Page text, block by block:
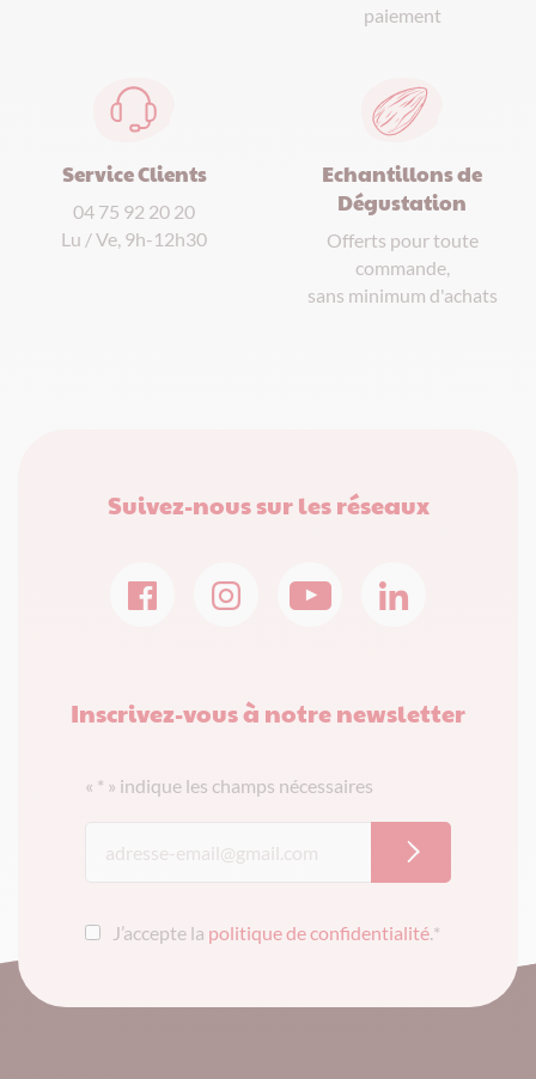
paiement
Service Clients
04 75 92 20 20
Lu / Ve, 9h-12h30
Echantillons de
Dégustation
Offerts pour toute
commande,
sans minimum d'achats
Suivez-nous sur les réseaux
Inscrivez-vous à notre newsletter
« * » indique les champs nécessaires
J’accepte la politique de confidentialité.*